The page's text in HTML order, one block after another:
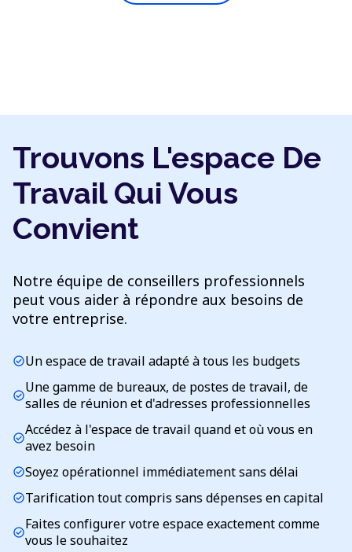
Trouvons L'espace De
Travail Qui Vous
Convient
Notre équipe de conseillers professionnels
peut vous aider à répondre aux besoins de
votre entreprise.
check_circleUn espace de travail adapté à tous les budgets
check_circleUne gamme de bureaux, de postes de travail, de
salles de réunion et d'adresses professionnelles
check_circleAccédez à l'espace de travail quand et où vous en
avez besoin
check_circleSoyez opérationnel immédiatement sans délai
check_circleTarification tout compris sans dépenses en capital
check_circleFaites configurer votre espace exactement comme
vous le souhaitez